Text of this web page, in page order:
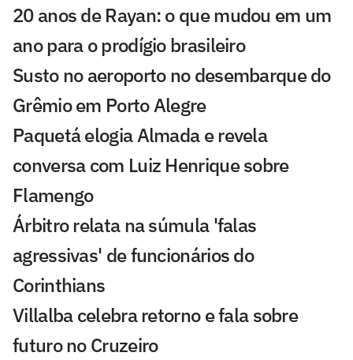
20 anos de Rayan: o que mudou em um
ano para o prodígio brasileiro
Susto no aeroporto no desembarque do
Grêmio em Porto Alegre
Paquetá elogia Almada e revela
conversa com Luiz Henrique sobre
Flamengo
Árbitro relata na súmula 'falas
agressivas' de funcionários do
Corinthians
Villalba celebra retorno e fala sobre
futuro no Cruzeiro